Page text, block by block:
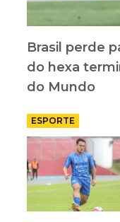
Brasil perde
do hexa
do Mundo
ESPORTE